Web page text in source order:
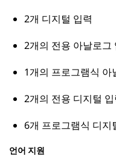
2개 디지털 입력
2개의 전용 아날로그
1개의 프로그램식 아
2개의 전용 디지털 입
6개 프로그램식 디지
언어 지원